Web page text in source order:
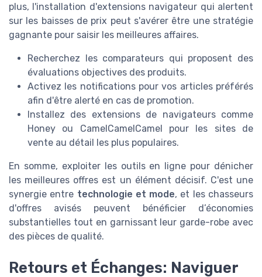
plus, l'installation d'extensions navigateur qui alertent
sur les baisses de prix peut s'avérer être une stratégie
gagnante pour saisir les meilleures affaires.
Recherchez les comparateurs qui proposent des
évaluations objectives des produits.
Activez les notifications pour vos articles préférés
afin d'être alerté en cas de promotion.
Installez des extensions de navigateurs comme
Honey ou CamelCamelCamel pour les sites de
vente au détail les plus populaires.
En somme, exploiter les outils en ligne pour dénicher
les meilleures offres est un élément décisif. C'est une
synergie entre technologie et mode, et les chasseurs
d'offres avisés peuvent bénéficier d’économies
substantielles tout en garnissant leur garde-robe avec
des pièces de qualité.
Retours et Échanges: Naviguer